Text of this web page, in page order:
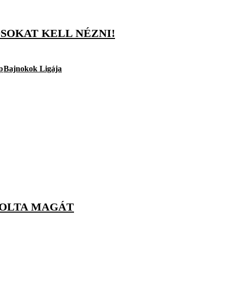
KELL NÉZNI!
Bajnokok Ligája
MAGÁT